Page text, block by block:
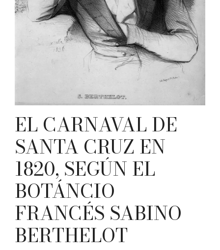
EL CARNAVAL DE
SANTA CRUZ EN
1820, SEGÚN EL
BOTÁNCIO
FRANCÉS SABINO
BERTHELOT